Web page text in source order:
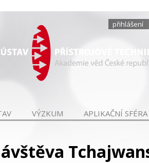
přihlášení
VÝZKUM APLIKAČNÍ SFÉRA